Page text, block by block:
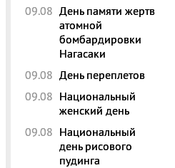
09.08 День памяти жертв
атомной
бомбардировки
Нагасаки
09.08 День переплетов
09.08 Национальный
женский день
09.08 Национальный
день рисового
пудинга